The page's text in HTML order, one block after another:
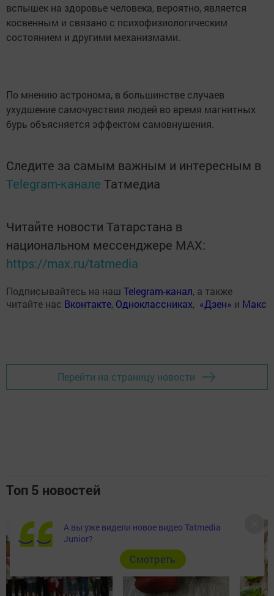
вспышек на здоровье человека, вероятно, является
косвенным и связано с психофизиологическим
состоянием и другими механизмами.
По мнению астронома, в большинстве случаев
ухудшение самочувствия людей во время магнитных
бурь объясняется эффектом самовнушения.
Следите за самым важным и интересным в
Telegram-канале Татмедиа
Читайте новости Татарстана в
национальном мессенджере MАХ:
https://max.ru/tatmedia
Подписывайтесь на наш Telegram-канал, а также
читайте нас Вконтакте, Одноклассниках, «Дзен» и Макс
Перейти на страницу новости
Топ 5 новостей
А вы уже видели новое видео Tatmedia
Junior?
Cмотреть